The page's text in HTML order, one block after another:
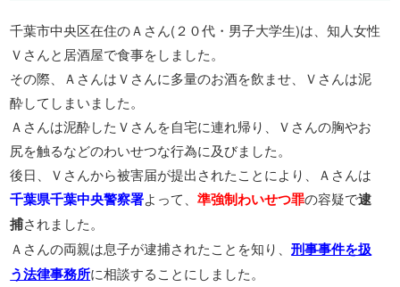
千葉市中央区在住のＡさん(２０代・男子大学生)は、知人女性
Ｖさんと居酒屋で食事をしました。
その際、ＡさんはＶさんに多量のお酒を飲ませ、Ｖさんは泥
酔してしまいました。
Ａさんは泥酔したＶさんを自宅に連れ帰り、Ｖさんの胸やお
尻を触るなどのわいせつな行為に及びました。
後日、Ｖさんから被害届が提出されたことにより、Ａさんは
千葉県千葉中央警察署よって、準強制わいせつ罪の容疑で逮
捕されました。
Ａさんの両親は息子が逮捕されたことを知り、刑事事件を扱
う法律事務所に相談することにしました。